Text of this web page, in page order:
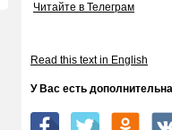
Читайте в Телеграм
Read this text in English
У Вас есть